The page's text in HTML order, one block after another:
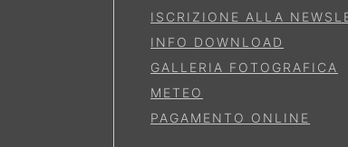
ISCRIZIONE ALLA
INFO DOWNLOAD
GALLERIA FOTOGRAFICA
METEO
PAGAMENTO ONLINE